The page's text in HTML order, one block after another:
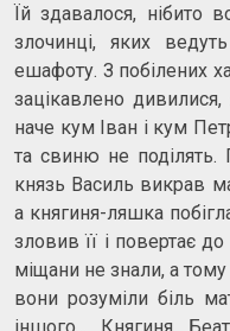
Їй здавалося, нібито
злочинці, яких
ешафоту. З побілених
зацікавлено
наче кум Іван і кум
та свиню не
князь Василь викрав
а княгиня-ляшка
зловив її і повертає
міщани не знали, а
вони розуміли біль
іншого... Княгиня